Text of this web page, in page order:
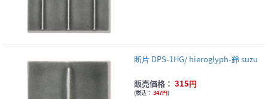
断片 DPS-1HG/ hieroglyph-鈴 suzu
販売価格： 315円
(税込： 347円)